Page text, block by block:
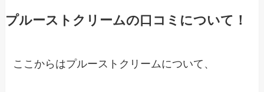
プルーストクリームの口コミについて！
ここからはプルーストクリームについて、